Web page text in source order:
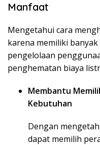
Manfaat
Mengetahui cara
karena memiliki
pengelolaan
penghematan biaya
Membantu
Kebutuhan
Dengan
dapat memilih